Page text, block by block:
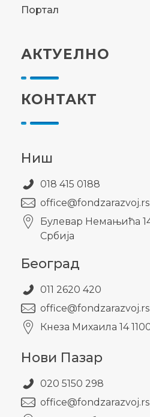
Портал
АКТУЕЛНО
КОНТАКТ
Ниш
018 415 0188
office@fondzarazvoj.rs
Булевар Немањића
Србија
Београд
011 2620 420
office@fondzarazvoj.rs
Кнезa Михаила 14
Нови Пазар
020 5150 298
office@fondzarazvoj.rs